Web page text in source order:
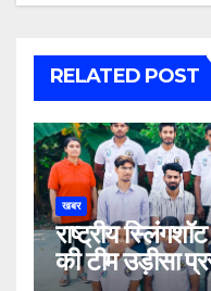
RELATED POST
खबर
राष्ट्रीय
की टीम उड़ीसा